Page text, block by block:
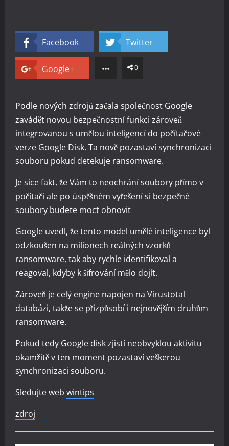
Facebook Twitter
Google+ 0
Podle nových zdrojů začala společnost Google
zavádět novou bezpečnostní funkci zároveň
integrovanou s umělou inteligencí do počítačové
verze Google Disk. Ta nově pozastaví synchronizaci
souboru pokud detekuje ransomware.
Je sice fakt, že Vám to neochrání soubory přímo v
počítači ale po úspěšném vyřešení si bezpečné
soubory budete moct obnovit
Google uvedl, že tento model umělé inteligence byl
odzkoušen na milionech reálných vzorků
ransomware, tak aby rychle identifikoval a
reagoval, kdyby k šifrování mělo dojít.
Zároveň je celý engine napojen na Virustotal
databázi, takže se přizpůsobí i nejnovějším druhům
ransomware.
Pokud tedy Google disk zjistí neobvyklou aktivitu
okamžitě v ten moment pozastaví veškerou
synchronizaci souboru.
Sledujte web wintips
zdroj